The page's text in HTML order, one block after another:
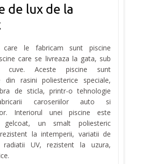
de lux de la
care le fabricam sunt piscine
care se livreaza la gata, sub
cuve. Aceste piscine sunt
din rasini poliesterice speciale,
de sticla, printr-o tehnologie
caroseriilor auto si
Interiorul unei piscine este
un smalt poliesteric
la intemperii, variatii de
radiatii UV, rezistent la uzura,